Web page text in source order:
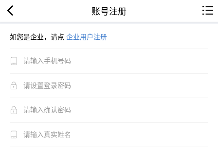
账号注册
如您是企业，请点 企业用户注册